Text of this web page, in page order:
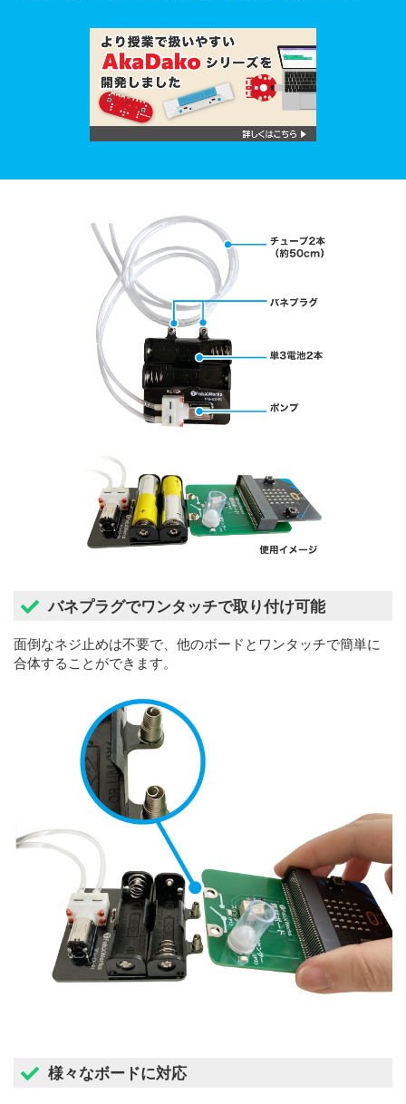
バネプラグでワンタッチで取り付け可能
面倒なネジ止めは不要で、他のボードとワンタッチで簡単に
合体することができます。
様々なボードに対応